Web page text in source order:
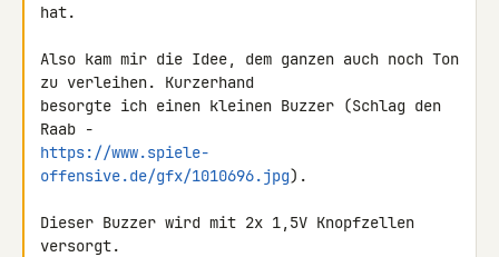
hat.
Also kam mir die Idee, dem ganzen auch noch Ton
zu verleihen. Kurzerhand
besorgte ich einen kleinen Buzzer (Schlag den
https://www.spiele-
offensive.de/gfx/1010696.jpg).
Dieser Buzzer wird mit 2x 1,5V Knopfzellen
versorgt.